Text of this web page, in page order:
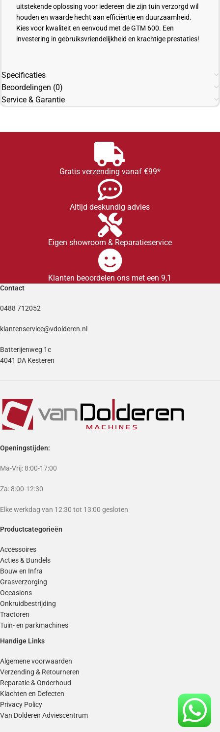
uitstekende oplossing voor iedereen die zijn tuin verzorgd wil
houden en waarde hecht aan efficiëntie en duurzaamheid.
Kies voor kwaliteit en eenvoud met de GTM 600. Een
investering in gebruiksvriendelijkheid en krachtige prestaties!
Specificaties
Beoordelingen (0)
Service & Garantie
Gratis verzending vanaf €99*
Altijd deskundig advies
Eigen showroom & Reparatieservice
Klanten beoordelen ons met een 9,1
Contact
0488 712052
klantenservice@vdolderen.nl
Batterijenweg 1c
4041 DA Kesteren
Openingstijden:
Ma-Vrij: 8:00-17:00
Za: 8:00-12:30
Elke werkdag van 12:30 tot 13:00 gesloten
Productcategorieën
Accessoires
Acties & Bundels
Bouw en Infra
Grasverzorging
Occasions
Onkruidbestrijding
Tractoren
Tuin- en parkmachines
Handige Links
Algemene voorwaarden
Verzending & Retourneren
Reparatie & Onderhoud
Klachten en Defecten
Privacy Policy
Van Dolderen Adviescentrum